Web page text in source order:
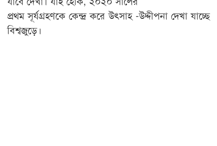
প্রথম সূর্যগ্রহণকে কেন্দ্র করে উৎসাহ -উদ্দীপনা দেখা যাচ্ছে
বিশ্বজুড়ে।